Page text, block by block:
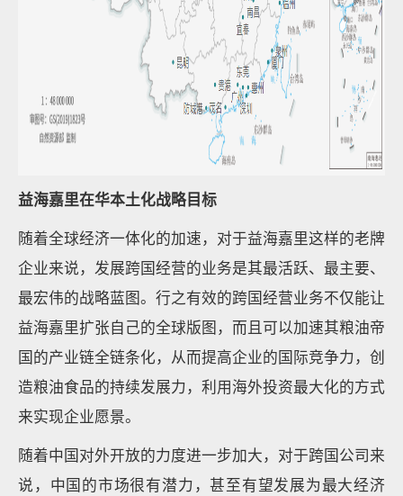
益海嘉里在华本土化战略目标
随着全球经济一体化的加速，对于益海嘉里这样的老牌
企业来说，发展跨国经营的业务是其最活跃、最主要、
最宏伟的战略蓝图。行之有效的跨国经营业务不仅能让
益海嘉里扩张自己的全球版图，而且可以加速其粮油帝
国的产业链全链条化，从而提高企业的国际竞争力，创
造粮油食品的持续发展力，利用海外投资最大化的方式
来实现企业愿景。
随着中国对外开放的力度进一步加大，对于跨国公司来
说，中国的市场很有潜力，甚至有望发展为最大经济